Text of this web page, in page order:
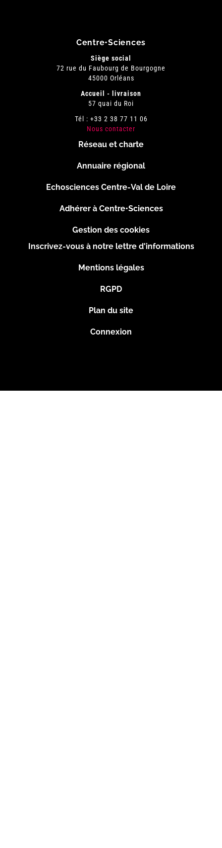
Centre•Sciences
Siège social
72 rue du Faubourg de Bourgogne
45000 Orléans
Accueil - livraison
57 quai du Roi
Tél : +33 2 38 77 11 06
Nous contacter
page
Réseau et charte
Annuaire régional
Echosciences Centre-Val de Loire
Adhérer à Centre•Sciences
Gestion des cookies
Inscrivez-vous à notre lettre d'informations
Mentions légales
RGPD
Plan du site
Connexion